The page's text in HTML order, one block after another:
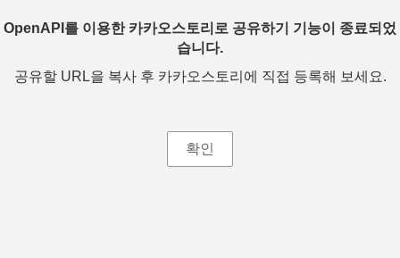
OpenAPI를 이용한 카카오스토리로 공유하기 기능이 종료되었
습니다.
공유할 URL을 복사 후 카카오스토리에 직접 등록해 보세요.
확인